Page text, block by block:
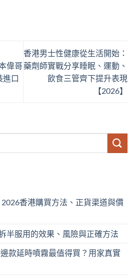
偉哥
進口
香港男士性健康從生活開始：
藥劑師實戰分享睡眠、運動、
飲食三管齊下提升表現
【2026】
香港購買方法、正貨渠道與價
半服用的效果、風險與正確方法
款延時噴霧最值得買？用家真實